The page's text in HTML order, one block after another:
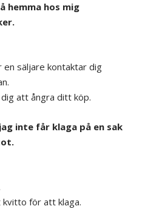
hemma hos mig
en säljare kontaktar dig
att ångra ditt köp.
inte får klaga på en sak
för att klaga.